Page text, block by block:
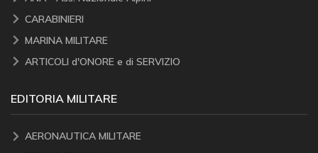
CARABINIERI
MARINA MILITARE
ARTICOLI d'ONORE e di SERVIZIO
EDITORIA MILITARE
AERONAUTICA MILITARE